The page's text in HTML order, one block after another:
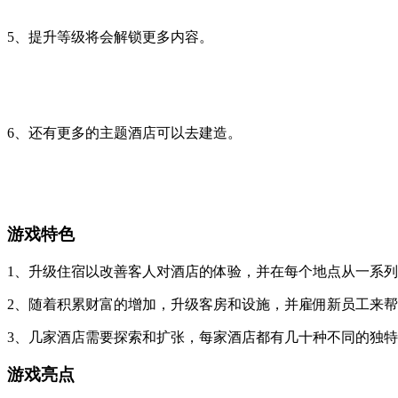
5、提升等级将会解锁更多内容。
6、还有更多的主题酒店可以去建造。
游戏特色
1、升级住宿以改善客人对酒店的体验，并在每个地点从一系
2、随着积累财富的增加，升级客房和设施，并雇佣新员工来
3、几家酒店需要探索和扩张，每家酒店都有几十种不同的独
游戏亮点